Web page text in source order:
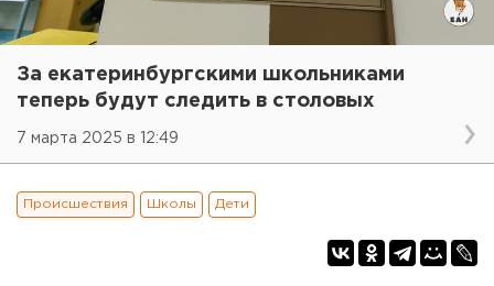
За екатеринбургскими школьниками
теперь будут следить в столовых
7 марта 2025 в 12:49
Происшествия Школы Дети